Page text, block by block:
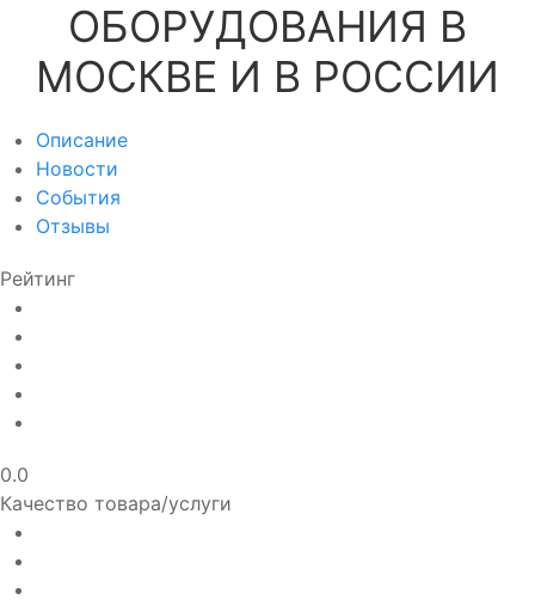
ОБОРУДОВАНИЯ В
МОСКВЕ И В РОССИИ
Описание
Новости
События
Отзывы
Рейтинг
0.0
Качество товара/услуги